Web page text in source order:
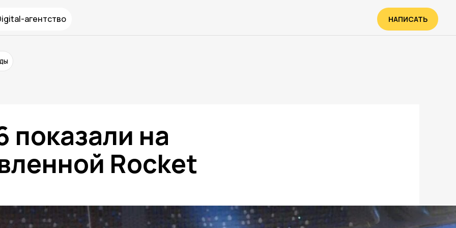
агентство НАПИСАТЬ
показали на
Rocket